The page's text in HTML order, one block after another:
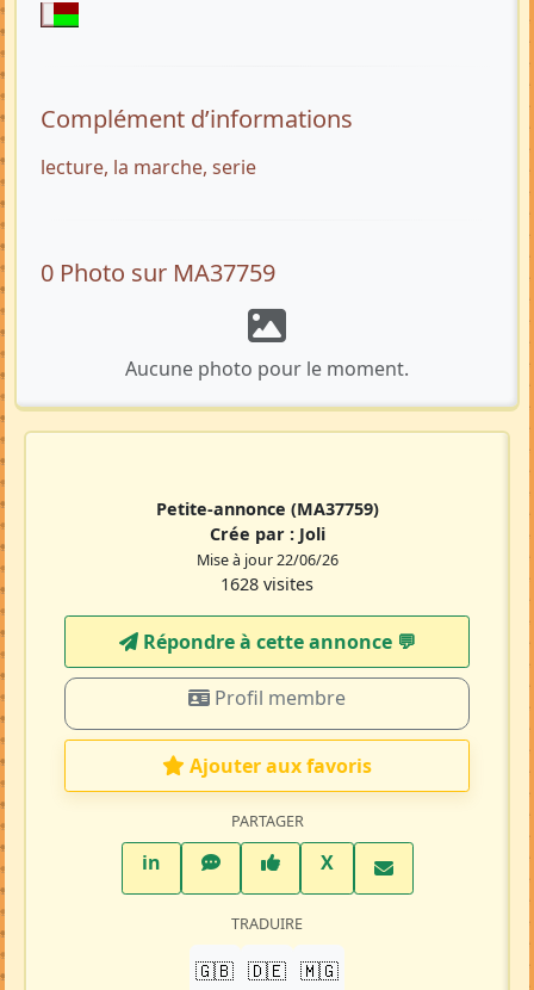
Complément d’informations
lecture, la marche, serie
0 Photo sur MA37759
Aucune photo pour le moment.
Petite-annonce (MA37759)
Crée par : Joli
Mise à jour 22/06/26
1628 visites
Répondre à cette annonce 💬​
Profil membre
Ajouter aux favoris
PARTAGER
inLinkedInWhatsAppFacebook
XTwitter X
TRADUIRE
🇬🇧 🇩🇪 🇲🇬